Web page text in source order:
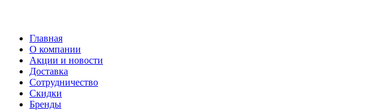
Главная
О компании
Акции и новости
Доставка
Сотрудничество
Скидки
Бренды